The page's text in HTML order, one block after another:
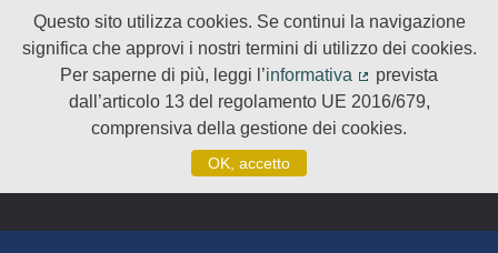
Questo sito utilizza cookies. Se continui la navigazione
significa che approvi i nostri termini di utilizzo dei cookies.
Per saperne di più, leggi l’informativa
(Collegamento
prevista
dall’articolo 13 del regolamento UE 2016/679,
comprensiva della gestione dei cookies.
OK, accetto